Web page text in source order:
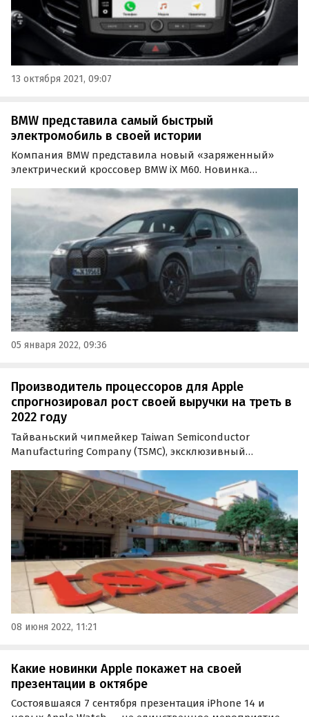
13 октября 2021, 09:07
BMW представила самый быстрый
электромобиль в своей истории
Компания BMW представила новый «заряженный»
электрический кроссовер BMW iX M60. Новинка
установку и стала первой моделью в истории
подразделения BMW M, изначально созданной в
формате электромобиля.
05 января 2022, 09:36
Производитель процессоров для Apple
спрогнозировал рост своей выручки на треть в
2022 году
Тайваньский чипмейкер Taiwan Semiconductor
Manufacturing Company (TSMC), эксклюзивный
оптимистичным прогнозом на 2022 год.
08 июня 2022, 11:21
Какие новинки Apple покажет на своей
презентации в октябре
Состоявшаяся 7 сентября презентация iPhone 14 и